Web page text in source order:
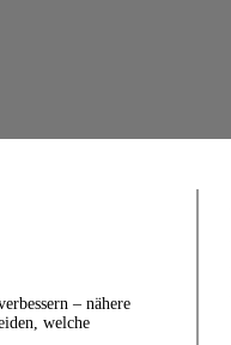
– nähere
welche